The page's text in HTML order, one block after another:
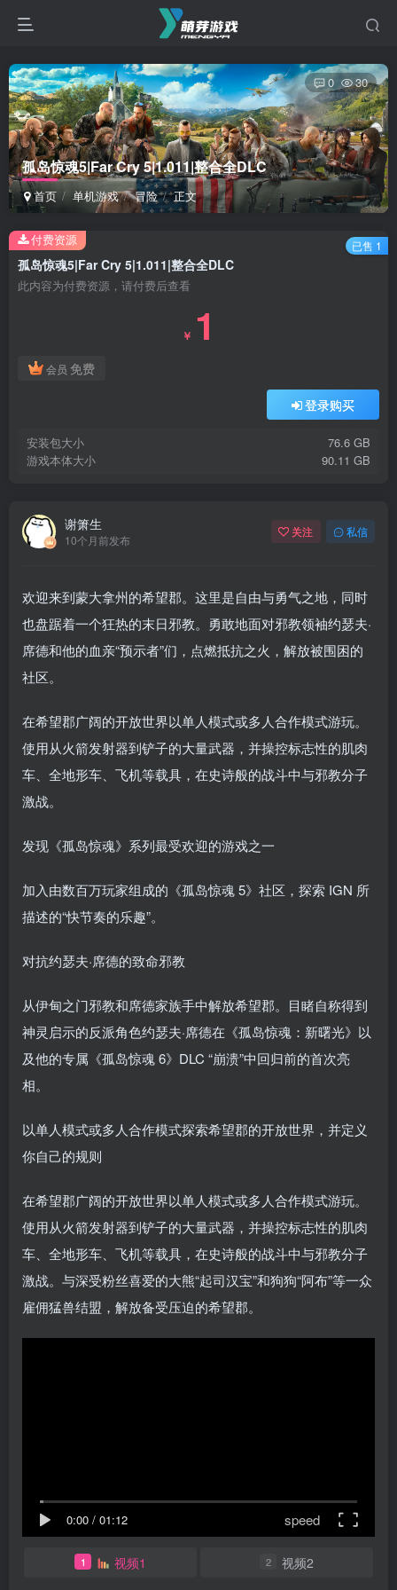
孤岛惊魂5|Far Cry 5|1.011|整合全DLC
首页 单机游戏 冒险 正文
0 30
孤岛惊魂5|Far Cry 5|1.011|整合全DLC
此内容为付费资源，请付费后查看
￥ 1
会员 免费
登录购买
安装包大小
76.6 GB
游戏本体大小
90.11 GB
付费资源 已售 1
谢箫生
10个月前发布
关注 私信
欢迎来到蒙大拿州的希望郡。这里是自由与勇气之地，同时
也盘踞着一个狂热的末日邪教。勇敢地面对邪教领袖约瑟夫·
席德和他的血亲“预示者”们，点燃抵抗之火，解放被围困的
社区。
在希望郡广阔的开放世界以单人模式或多人合作模式游玩。
使用从火箭发射器到铲子的大量武器，并操控标志性的肌肉
车、全地形车、飞机等载具，在史诗般的战斗中与邪教分子
激战。
发现《孤岛惊魂》系列最受欢迎的游戏之一
加入由数百万玩家组成的《孤岛惊魂 5》社区，探索 IGN 所
描述的“快节奏的乐趣”。
对抗约瑟夫·席德的致命邪教
从伊甸之门邪教和席德家族手中解放希望郡。目睹自称得到
神灵启示的反派角色约瑟夫·席德在《孤岛惊魂：新曙光》以
及他的专属《孤岛惊魂 6》DLC “崩溃”中回归前的首次亮
相。
以单人模式或多人合作模式探索希望郡的开放世界，并定义
你自己的规则
在希望郡广阔的开放世界以单人模式或多人合作模式游玩。
使用从火箭发射器到铲子的大量武器，并操控标志性的肌肉
车、全地形车、飞机等载具，在史诗般的战斗中与邪教分子
激战。与深受粉丝喜爱的大熊“起司汉宝”和狗狗“阿布”等一众
雇佣猛兽结盟，解放备受压迫的希望郡。
0:00 / 01:12 speed
1 视频1 2 视频2